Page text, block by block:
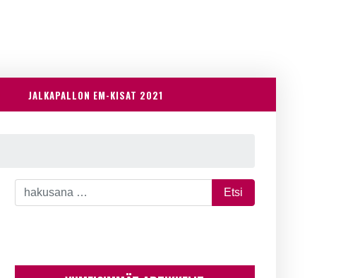
JALKAPALLON EM-KISAT 2021